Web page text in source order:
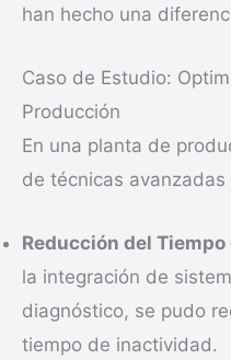
han hecho una
Caso de Estudio:
Producción
En una planta de
de técnicas avanzadas
Reducción del
la integración de
diagnóstico, se pudo
tiempo de inactividad.